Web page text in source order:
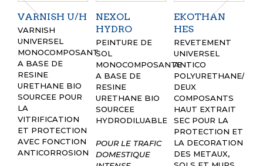
VARNISH U/H
VARNISH
UNIVERSEL
MONOCOMPOSANT
A BASE DE
RESINE
URETHANE BIO
SOURCEE POUR
LA
VITRIFICATION
ET PROTECTION
AVEC FONCTION
ANTICORROSION
NEXOL
HYDRO
PEINTURE DE
SOL
MONOCOMPOSANTE
A BASE DE
RESINE
URETHANE BIO
SOURCEE
HYDRODILUABLE
POUR LE TRAFIC
DOMESTIQUE
EKOTHAN
HES
REVETEMENT
UNIVERSEL
ANTICO
POLYURETHANE/
DEUX
COMPOSANTS
HAUT EXTRAIT
SEC POUR LA
PROTECTION ET
LA DECORATION
DES METAUX,